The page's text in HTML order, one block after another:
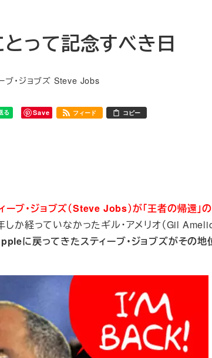
って記念すべき日
ブ・ジョブズ Steve Jobs
Save フィード コピー
・ジョブズ（Steve Jobs）が「王者の帰還」
か経っていなかったギル・アメリオ（Gil
に戻ってきたスティーブ・ジョブズがその地